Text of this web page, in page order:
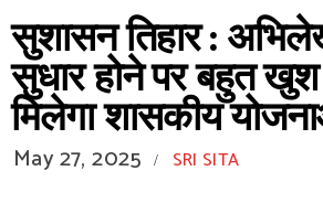
सुशासन तिहार :
सुधार होने पर बहुत
मिलेगा शासकीय
May 27, 2025 / SRI SITA